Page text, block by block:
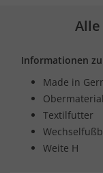
Informationen
Made in
Textilfutter
Weite H